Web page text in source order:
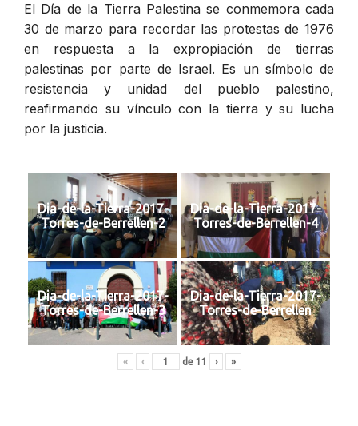
El Día de la Tierra Palestina se conmemora cada
30 de marzo para recordar las protestas de 1976
en respuesta a la expropiación de tierras
palestinas por parte de Israel. Es un símbolo de
resistencia y unidad del pueblo palestino,
reafirmando su vínculo con la tierra y su lucha
por la justicia.
Dia-de-la-Tierra-2017-
Torres-de-Berrellen-2
Dia-de-la-Tierra-2017-
Torres-de-Berrellen-4
Dia-de-la-Tierra-2017-
Torres-de-Berrellen-3
Dia-de-la-Tierra-2017-
Torres-de-Berrellen
« ‹ de 11 › »